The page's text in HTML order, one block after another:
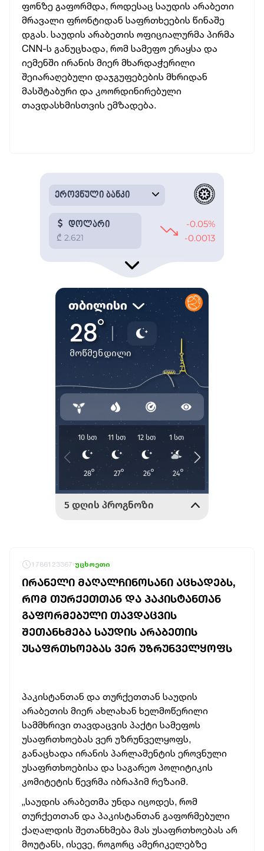
ფონზე გაფორმდა, როდესაც საუდის არაბეთი
მრავალი ფრონტიდან საფრთხეების წინაშე
დგას. საუდის არაბეთის ოფიციალურმა პირმა
CNN-ს განუცხადა, რომ სამეფო ერაყსა და
იემენში ირანის მიერ მხარდაჭერილი
შეიარაღებული დაჯგუფებების მხრიდან
მასშტაბური და კოორდინირებული
თავდასხმისთვის ემზადება.
1786123367 უცხოეთი
ᲘᲠᲐᲜᲔᲚᲘ ᲛᲐᲦᲐᲚᲩᲘᲜᲝᲡᲐᲜᲘ ᲐᲪᲮᲐᲓᲔᲑᲡ,
ᲠᲝᲛ ᲗᲣᲠᲥᲔᲗᲗᲐᲜ ᲓᲐ ᲞᲐᲙᲘᲡᲢᲐᲜᲗᲐᲜ
ᲒᲐᲤᲝᲠᲛᲔᲑᲣᲚᲘ ᲗᲐᲕᲓᲐᲪᲕᲘᲡ
ᲨᲔᲗᲐᲜᲮᲛᲔᲑᲐ ᲡᲐᲣᲓᲘᲡ ᲐᲠᲐᲑᲔᲗᲘᲡ
ᲣᲡᲐᲤᲠᲗᲮᲝᲔᲑᲐᲡ ᲕᲔᲠ ᲣᲖᲠᲣᲜᲕᲔᲚᲧᲝᲤᲡ
პაკისტანთან და თურქეთთან საუდის
არაბეთის მიერ ახლახან ხელმოწერილი
სამმხრივი თავდაცვის პაქტი სამეფოს
უსაფრთხოებას ვერ უზრუნველყოფს,
განაცხადა ირანის პარლამენტის ეროვნული
უსაფრთხოებისა და საგარეო პოლიტიკის
კომიტეტის წევრმა იბრაჰიმ რეზაიმ.
„საუდის არაბეთმა უნდა იცოდეს, რომ
თურქეთთან და პაკისტანთან გაფორმებული
ქაღალდის შეთანხმება მას უსაფრთხოებას არ
მოუტანს, ისევე, როგორც ამერიკელებზე